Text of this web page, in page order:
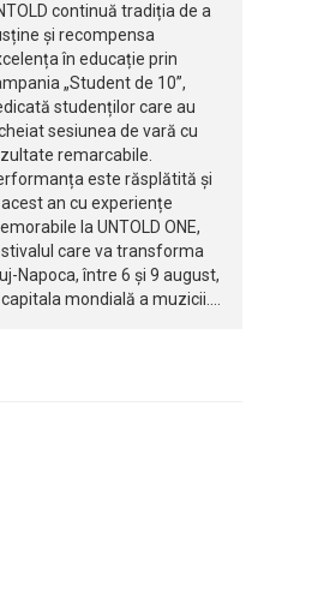
continuă tradiția de a
și recompensa
în educație prin
„Student de 10”,
studenților care au
sesiunea de vară cu
remarcabile.
este răsplătită și
an cu experiențe
la UNTOLD ONE,
care va transforma
Napoca, între 6 și 9 august,
mondială a muzicii.…